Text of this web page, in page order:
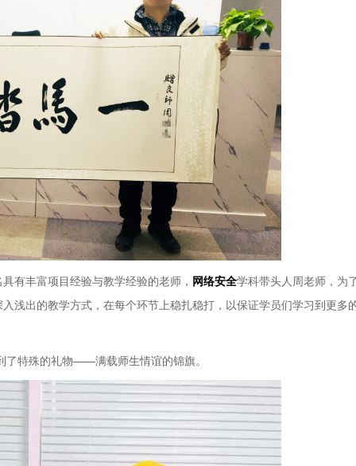
丰富项目经验与教学经验的老师， 网络安全学科带头人周老师，为
浅出的教学方式，在每个环节上稳扎稳打，以保证学员们学习到更多
特殊的礼物——满载师生情谊的锦旗。